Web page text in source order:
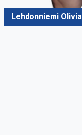
Lehdonniemi Olivia